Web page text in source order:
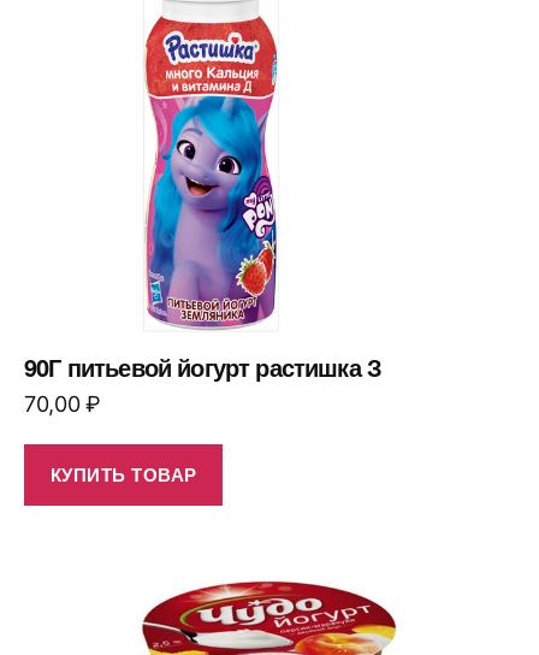
90Г питьевой йогурт растишка З
70,00₽
КУПИТЬ ТОВАР